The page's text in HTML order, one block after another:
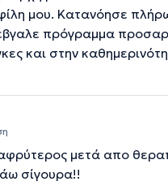
μου. Κατανόησε
πρόγραμμα
και στην
μετά απο
σίγουρα!!